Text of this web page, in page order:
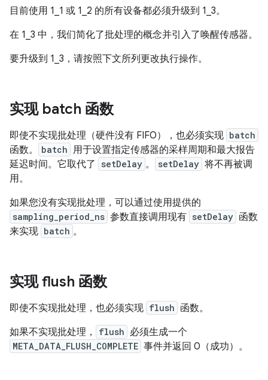
目前使用 1_1 或 1_2 的所有设备都必须升级到 1_3。
在 1_3 中，我们简化了批处理的概念并引入了唤醒传感器。
要升级到 1_3，请按照下文所列更改执行操作。
实现 batch 函数
即使不实现批处理（硬件没有 FIFO），也必须实现 batch
函数。 batch 用于设置指定传感器的采样周期和最大报告
延迟时间。它取代了
setDelay 。 setDelay 将不再被调
用。
如果您没有实现批处理，可以通过使用提供的
sampling_period_ns 参数直接调用现有 setDelay 函数
来实现 batch 。
实现 flush 函数
即使不实现批处理，也必须实现 flush 函数。
如果不实现批处理，
flush 必须生成一个
META_DATA_FLUSH_COMPLETE 事件并返回 0（成功）。